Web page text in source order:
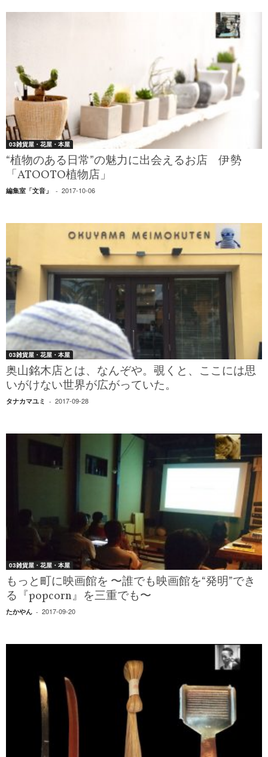
03雑貨屋・花屋・本屋
“植物のある日常”の魅力に出会えるお店 伊勢
「ATOOTO植物店」
編集室「文音」 - 2017-10-06
03雑貨屋・花屋・本屋
奥山銘木店とは、なんぞや。覗くと、ここには思
いがけない世界が広がっていた。
タナカマユミ - 2017-09-28
03雑貨屋・花屋・本屋
もっと町に映画館を 〜誰でも映画館を“発明”でき
る『popcorn』を三重でも〜
たかやん - 2017-09-20